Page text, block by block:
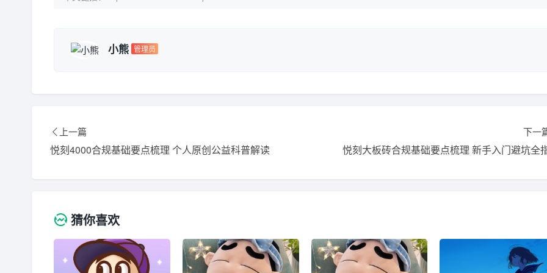
小熊 管理员
上一篇
悦刻4000合规基础要点梳理 个人原创公益科普解读
下一
悦刻大板砖合规基础要点梳理 新手入门避坑全
猜你喜欢